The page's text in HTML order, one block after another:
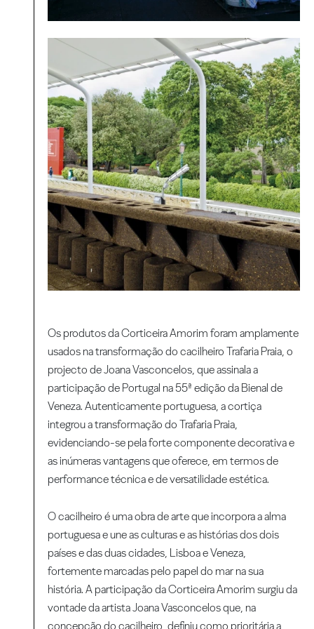
Os produtos da Corticeira Amorim foram amplamente
usados na transformação do cacilheiro Trafaria Praia, o
projecto de Joana Vasconcelos, que assinala a
participação de Portugal na 55ª edição da Bienal de
Veneza. Autenticamente portuguesa, a cortiça
integrou a transformação do Trafaria Praia,
evidenciando-se pela forte componente decorativa e
as inúmeras vantagens que oferece, em termos de
performance técnica e de versatilidade estética.
O cacilheiro é uma obra de arte que incorpora a alma
portuguesa e une as culturas e as histórias dos dois
países e das duas cidades, Lisboa e Veneza,
fortemente marcadas pelo papel do mar na sua
história. A participação da Corticeira Amorim surgiu da
vontade da artista Joana Vasconcelos que, na
concepção do cacilheiro, definiu como prioritária a